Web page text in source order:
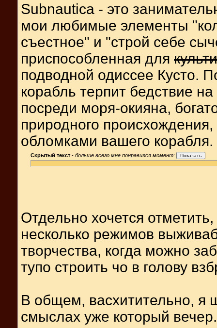
Subnautica - это
мои любимые элементы
съестное" и "строй себе
приспособленная для
подводной одиссее Кусто.
корабль терпит бедствие
посреди моря-окияна,
природного
обломками вашего корабля.
Скрытый текст - больше всего мне понравился момент:
Отдельно хочется
несколько режимов
творчества, когда можно
тупо строить чо в голову
В общем, васхитительно, я
смыслах уже который